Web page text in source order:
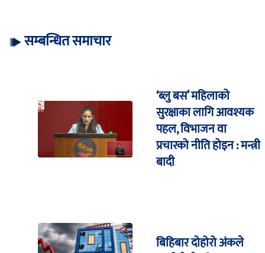
सम्बन्धित समाचार
‘ब्लु बस’ महिलाको
सुरक्षाका लागि आवश्यक
पहल, विभाजन वा
प्रचारको नीति होइन : मन्त्री
बादी
बिहिबार दोहोरो अंकले